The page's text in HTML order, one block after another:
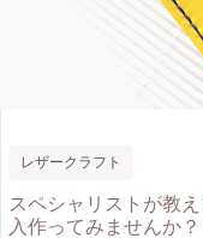
レザークラフト
スペシャリストが教
入作ってみませんか？